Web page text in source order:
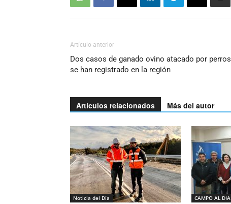
Artículo anterior
Dos casos de ganado ovino atacado por perros
se han registrado en la región
Artículos relacionados Más del autor
Noticia del Día CAMPO AL DIA